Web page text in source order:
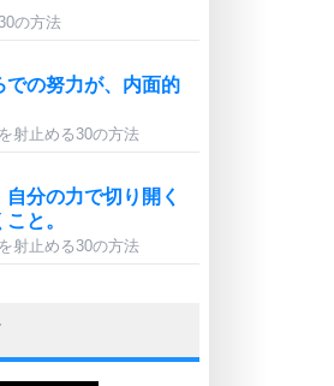
の方法
での努力が、内面的
射止める30の方法
分の力で切り開く
と。
射止める30の方法
。